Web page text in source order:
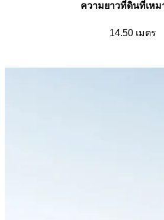
ความยาวที่ดินที่เหม
14.50 เมตร